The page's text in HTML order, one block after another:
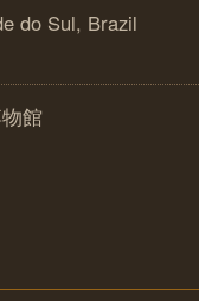
do Sul, Brazil
館